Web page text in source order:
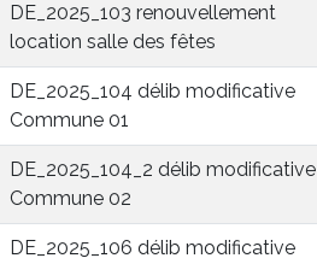
DE_2025_103 renouvellement
location salle des fêtes
DE_2025_104 délib modificative
Commune 01
DE_2025_104_2 délib modificative
Commune 02
DE_2025_106 délib modificative